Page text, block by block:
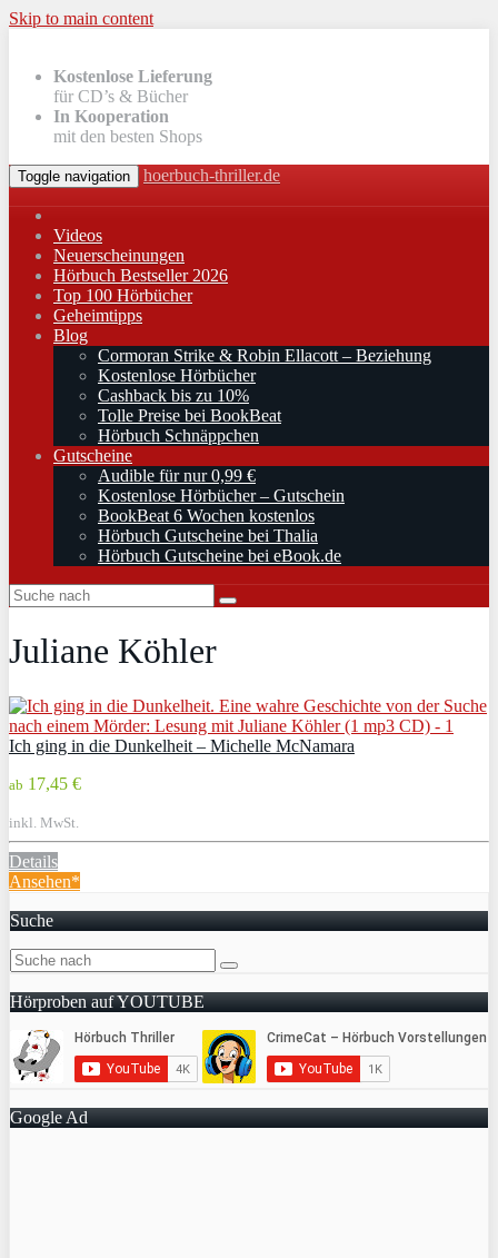
Skip to main content
Kostenlose Lieferung
für CD’s & Bücher
In Kooperation
mit den besten Shops
Toggle navigation hoerbuch-thriller.de
Videos
Neuerscheinungen
Hörbuch Bestseller 2026
Top 100 Hörbücher
Geheimtipps
Blog
Cormoran Strike & Robin Ellacott – Beziehung
Kostenlose Hörbücher
Cashback bis zu 10%
Tolle Preise bei BookBeat
Hörbuch Schnäppchen
Gutscheine
Audible für nur 0,99 €
Kostenlose Hörbücher – Gutschein
BookBeat 6 Wochen kostenlos
Hörbuch Gutscheine bei Thalia
Hörbuch Gutscheine bei eBook.de
Juliane Köhler
Ich ging in die Dunkelheit – Michelle McNamara
ab 17,45 €
inkl. MwSt.
Details
Ansehen*
Suche
Hörproben auf YOUTUBE
Google Ad